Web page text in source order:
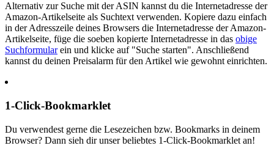
Alternativ zur Suche mit der ASIN kannst du die Internetadresse der
Amazon-Artikelseite als Suchtext verwenden. Kopiere dazu einfach
in der Adresszeile deines Browsers die Internetadresse der Amazon-
Artikelseite, füge die soeben kopierte Internetadresse in das obige
Suchformularein und klicke auf "Suche starten". Anschließend
kannst du deinen Preisalarm für den Artikel wie gewohnt einrichten.
1-Click-Bookmarklet
Du verwendest gerne die Lesezeichen bzw. Bookmarks in deinem
Browser? Dann sieh dir unser beliebtes 1-Click-Bookmarklet an!